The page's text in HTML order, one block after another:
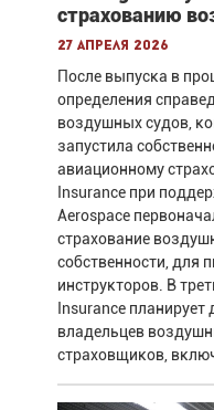
страхованию
27 апреля 2026
После выпуска в
определения
воздушных судов,
запустила
авиационному
Insurance при
Aerospace
страхование
собственности, для
инструкторов. В
Insurance планирует
владельцев
страховщиков,